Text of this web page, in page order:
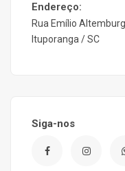
Endereço:
Rua Emílio
Ituporanga / SC
Siga-nos